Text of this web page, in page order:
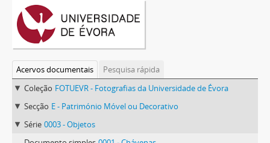
Acervos documentais
Pesquisa rápida
Coleção FOTUEVR - Fotografias da Universidade de Évora
Secção E - Património Móvel ou Decorativo
Série 0003 - Objetos